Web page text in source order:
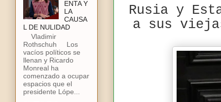
Rusia y
a sus
ENTA Y
LA
CAUSA
L DE NULIDAD
Vladimir
Rothschuh Los
vacíos políticos se
llenan y Ricardo
Monreal ha
comenzado a ocupar
espacios que el
presidente Lópe...